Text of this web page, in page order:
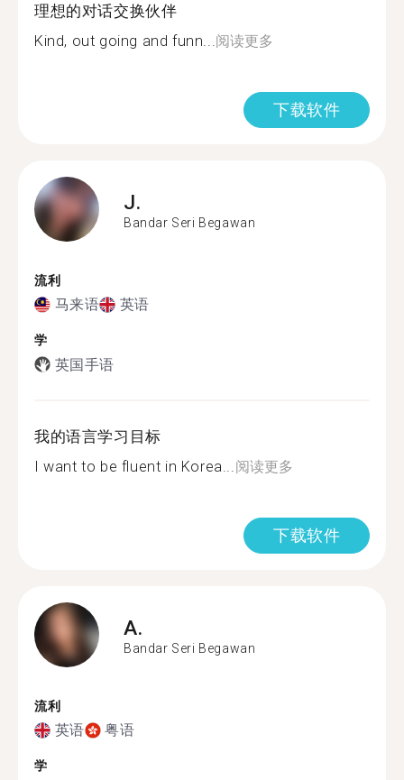
理想的对话交换伙伴
Kind, out going and funn... 阅读更多
下载软件
J.
Bandar Seri Begawan
流利
马来语 英语
学
英国手语
我的语言学习目标
I want to be fluent in Korea... 阅读更多
下载软件
A.
Bandar Seri Begawan
流利
英语 粤语
学